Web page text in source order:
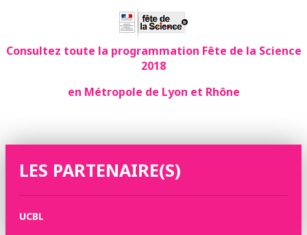
Consultez toute la programmation Fête de la Science
2018
en Métropole de Lyon et Rhône
LES PARTENAIRE(S)
UCBL